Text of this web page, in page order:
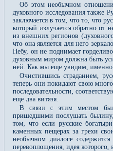
Об этом необычном
духовного исследования также
заключается в том, что то, что
который излучается обратно от
из внешних регионов
что она является для него
Небу, он не поднимает
духовным миром должна быть
ней. Как мы еще увидим,
Очистившись страданием,
теперь они покидают свою
последовательности,
еще два витязя.
В связи с этим местом
пришедшими послушать былину,
том, что если русские
каменных пещерах за грехи
необычном диалоге
перевоплощения, идея